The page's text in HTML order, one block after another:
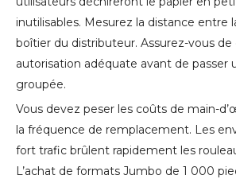
inutilisables. Mesurez la distance entre
boîtier du distributeur. Assurez-vous de
autorisation adéquate avant de passer
groupée.
Vous devez peser les coûts de main-
la fréquence de remplacement. Les
fort trafic brûlent rapidement les
L’achat de formats Jumbo de 1 000